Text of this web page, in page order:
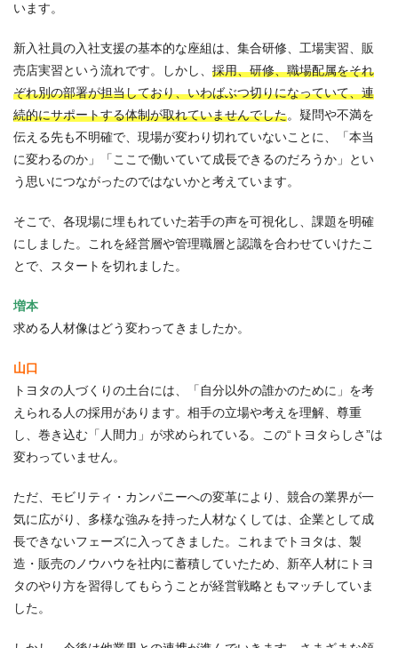
います。
新入社員の入社支援の基本的な座組は、集合研修、工場実習、販
売店実習という流れです。しかし、 採用、研修、職場配属をそれ
ぞれ別の部署が担当しており、いわばぶつ切りになっていて、連
続的にサポートする体制が取れていませんでした。疑問や不満を
伝える先も不明確で、現場が変わり切れていないことに、「本当
に変わるのか」「ここで働いていて成長できるのだろうか」とい
う思いにつながったのではないかと考えています。
そこで、各現場に埋もれていた若手の声を可視化し、課題を明確
にしました。これを経営層や管理職層と認識を合わせていけたこ
とで、スタートを切れました。
増本
求める人材像はどう変わってきましたか。
山口
トヨタの人づくりの土台には、「自分以外の誰かのために」を考
えられる人の採用があります。相手の立場や考えを理解、尊重
し、巻き込む「人間力」が求められている。この“トヨタらしさ”は
変わっていません。
ただ、モビリティ・カンパニーへの変革により、競合の業界が一
気に広がり、多様な強みを持った人材なくしては、企業として成
長できないフェーズに入ってきました。これまでトヨタは、製
造・販売のノウハウを社内に蓄積していたため、新卒人材にトヨ
タのやり方を習得してもらうことが経営戦略ともマッチしていま
した。